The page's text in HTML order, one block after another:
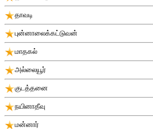
தாவடி
புன்னாலைக்கட்டுவன்
மாதகல்
அல்லையூர்
குடத்தனை
நயினாதீவு
மன்னார்